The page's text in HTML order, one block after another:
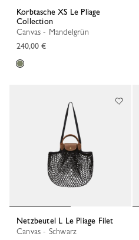
Korbtasche XS Le Pliage
Collection
Canvas - Mandelgrün
240,00 €
Netzbeutel L Le Pliage Filet
Canvas - Schwarz